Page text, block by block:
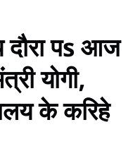
दौरा पs आज
योगी,
के करिहे